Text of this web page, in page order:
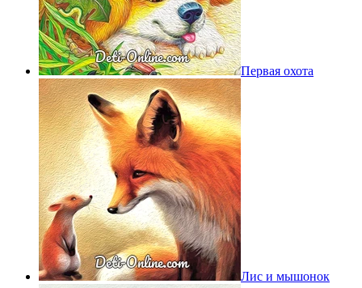
Первая охота
Лис и мышонок